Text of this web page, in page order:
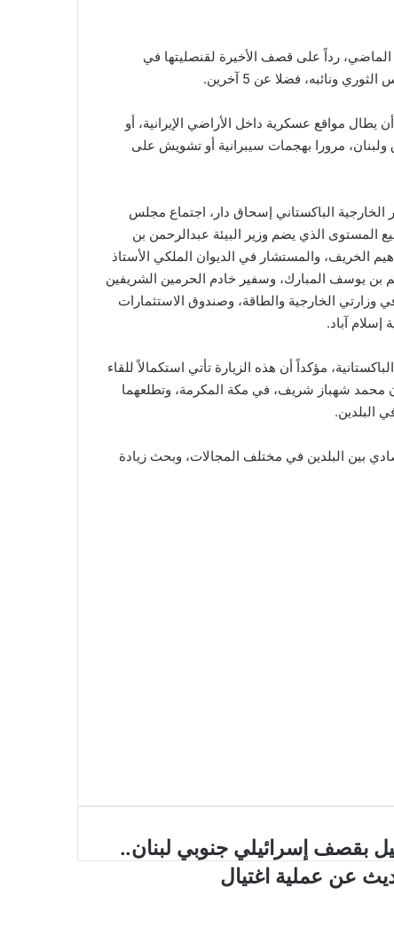
رداً على قصف الأخيرة لقنصليتها في
ونائبه، فضلا عن 5 آخرين.
يطال مواقع عسكرية داخل الأراضي الإيرانية، أو
ولبنان، مرورا بهجمات سيبرانية أو تشويش على
الخارجية الباكستاني إسحاق دار، اجتماع مجلس
المستوى الذي يضم وزير البيئة عبدالرحمن بن
الخريف، والمستشار في الديوان الملكي الأستاذ
بن يوسف المبارك، وسفير خادم الحرمين الشريفين
الخارجية والطاقة، وصندوق الاستثمارات
إسلام آباد.
مؤكداً أن هذه الزيارة تأتي استكمالاً للقاء
محمد شهباز شريف، في مكة المكرمة، وتطلعهما
البلدين.
بين البلدين في مختلف المجالات، وبحث زيادة
بقصف إسرائيلي جنوبي لبنان..
عن عملية اغتيال